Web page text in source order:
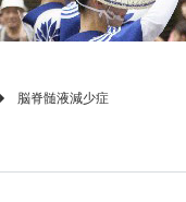
脳脊髄液減少症